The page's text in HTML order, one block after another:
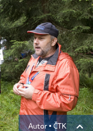
Autor ▪ČTK